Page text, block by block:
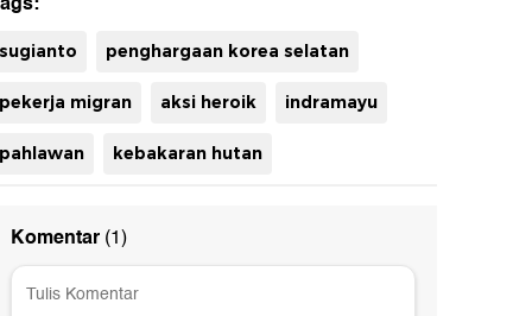
Utara pada Maret tahun lalu.
sugianto penghargaan korea selatan
pekerja migran aksi heroik indramayu
pahlawan kebakaran hutan